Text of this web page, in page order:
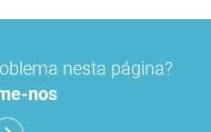
nesta página?
nos